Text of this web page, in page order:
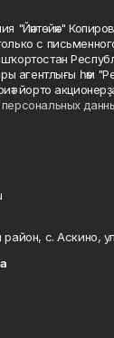
"Йәнтөйәк"
с
агентлығы һәм
йорто
с. Аскино,